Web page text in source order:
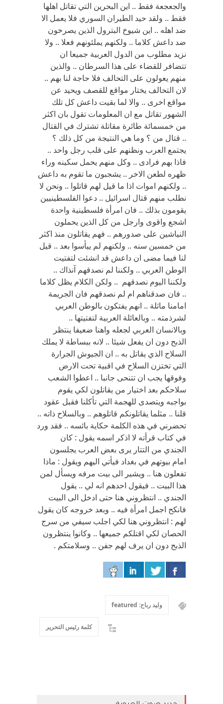
والجعجعة فقط .. اين البحرين التي تقاتل اهلها
فقط .. ولقد حيد الطيران السوري فلا يعمل الا
ضد اهله .. اين شيوخ البترول الذين يصرخون
ضد داعش كلاما .. ولكنهم يملئونهم فعلا .. ولا
نزيد مطلوب من الدول العربية جميعا ان
تتضافر للقضاء على هذا السرطان .. والذين
منهم يعولون على التحالف فلا حاجة لنا بهم ..
لان التحالف يختار مواقع للقصف ويحيد عن
مواقع اخرى .. والا لما بقيت داعش كل تلك
الشهور تقاتل مع ان المعلومات تقول بان اكثر
من خمسمائة طائرة مقاتلة تشترك في القتال
.. قتال من ؟ وما هي النتيجة من كل ذلك ؟
يجتمع العرب ونظنهم على قلب رجل واحد ..
فاذا بهم فرادى .. وكل منهم يحمل سكينه وراء
ظهره لطعن الاخر .. يشجبون ما تقوم به داعش
.. ولكنهم اموات اذا ما قيل لهم قاتلوا .. ونحن لا
نطلب منهم قتال اسرائيل .. دعوا الفلسطينيين
يقومون بذلك .. فان امرأة فلسطينية واحدة
اشجع واقوى وارجل من كل الذين يحملون
النياشين على صدورهم .. فهم يقاتلون منذ اكثر
من خمسين سنه .. ولكنهم لم ييأسوا بعد .. قيل
لنا فيما مضى ان داعش قد انشئت لتفتيت
الوطن العربي .. ولكننا لم نصدقهم آنذاك ..
ولكننا اليوم نصدقهم .. ولكن الكلام يظل كلاما
.. فان صدقناهم ام لم نصدقهم فان الجريمة
امامنا ماثلة .. انهم يفتكون بالوطن العربي
لشرذمته .. وبالعائلة العربية لتفتيتها ..
وبالانسان العربي لجعله واهنا ضعيفا ينتظر
الذبح دون ان يفعل شيئا .. لانه ببساطة لا يملك
السلاح الذي يقاتل به .. ان الجيوش الجرارة
التي تختزن السلاح في اقبية تحت الارض
وفوقها يجب ان تتنحى جانبا .. اعطوا الشعب
سلاحكم بعد اختيار من يقاتلون لكي يقوم
بواجبه ويتصدى للهجمة التي تأكلنا فقبل عقود
قلنا .. مثلما يقاتلونكم قاتلوهم .. وبالسلاح ذاته ..
تحضرني في هذه الكلمة حكاية بائسه .. فقد ورد
في كتاب قرأته لا اذكر اسمه يقول : كان
الجندي من التتار يرى بعض العرب يجلسون
امام بيوتهم في بغداد فيأتي اليهم ويقول : ماذا
تفعلون هنا .. ويشير الى بيت مرفه ويسأل لمن
هذا البيت .. فيقول احدهم انه لي .. يقول
الجندي .. انتظروني هنا حتى ادخل الى البيت
فانكح اجمل امرأة فيه .. وبعد خروجه كان يقول
لهم : انتظروني هنا لكي اجلب سيفي من سرج
الحصان لكي اقتلكم جميعها .. وكانوا ينتظرون
الذبح دون ان يرف لهم جفن .. وسلامتكم .
وليد رباح: featured
كلمة رئيس التحرير